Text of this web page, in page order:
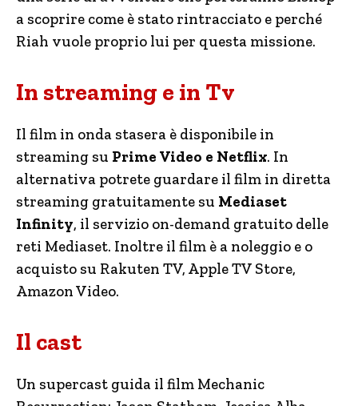
a scoprire come è stato rintracciato e perché
Riah vuole proprio lui per questa missione.
In streaming e in Tv
Il film in onda stasera è disponibile in
streaming su Prime Video e Netflix. In
alternativa potrete guardare il film in diretta
streaming gratuitamente su Mediaset
Infinity, il servizio on-demand gratuito delle
reti Mediaset. Inoltre il film è a noleggio e o
acquisto su Rakuten TV, Apple TV Store,
Amazon Video.
Il cast
Un supercast guida il film Mechanic